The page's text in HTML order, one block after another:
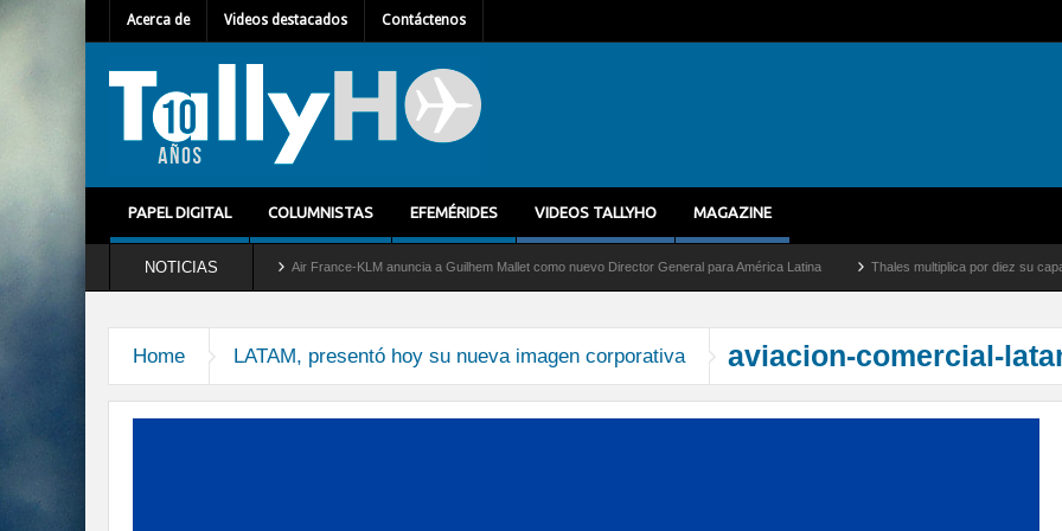
Acerca de Videos destacados Contáctenos
PAPEL DIGITAL COLUMNISTAS EFEMÉRIDES VIDEOS TALLYHO MAGAZINE
NOTICIAS
del servicio al C-2 Greyhound Air France-KLM anuncia a Guilhem Mallet como nuevo Director General para América Latina Thales multiplica por diez su
Home LATAM, presentó hoy su nueva imagen corporativa aviacion-comercial-